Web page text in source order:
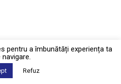
pentru a îmbunătăți experiența ta
navigare.
Refuz